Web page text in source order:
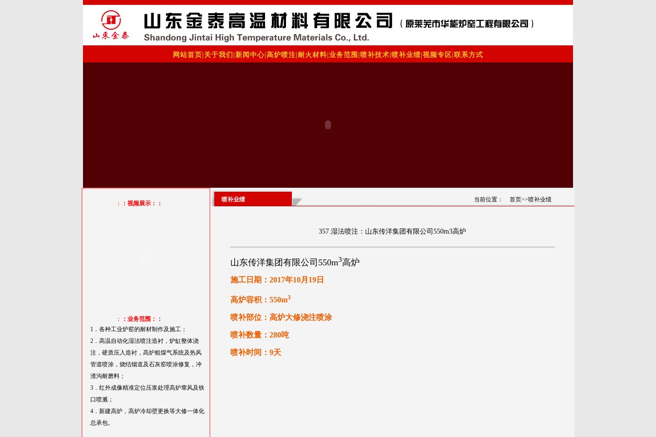
网站首页 关于我们 新闻中心 高炉喷注 耐火材料 业务范围 喷补技术 喷补业绩 视频专区 联系方式
： ：视频展示：：
：
：业务范围：：
1．各种工业炉窑的耐材制作及施工；
2．高温自动化湿法喷注造衬，炉缸整体浇
注，硬质压入造衬，高炉粗煤气系统及热风
管道喷涂，烧结烟道及石灰窑喷涂修复，冲
渣沟耐磨料；
3．红外成像精准定位压浆处理高炉窜风及铁
口喷溅；
4．新建高炉，高炉冷却壁更换等大修一体化
总承包。
喷补业绩 当前位置： 首页>>喷补业绩
357.湿法喷注：山东传洋集团有限公司550m3高炉
山东传洋集团有限公司550m3高炉
施工日期：2017年10月19日
高炉容积：550m3
喷补部位：高炉大修浇注喷涂
喷补数量：280吨
喷补时间：9天